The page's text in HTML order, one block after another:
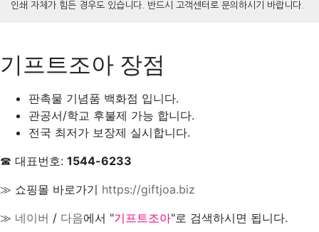
인쇄 자체가 힘든 경우도 있습니다. 반드시 고객센터로 문의하시기 바랍니다.
기프트조아 장점
판촉물 기념품 백화점 입니다.
관공서/학교 후불제 가능 합니다.
전국 최저가 보장제 실시합니다.
☎ 대표번호: 1544-6233
≫ 쇼핑몰 바로가기 https://giftjoa.biz
≫ 네이버 / 다음에서 "기프트조아"로 검색하시면 됩니다.